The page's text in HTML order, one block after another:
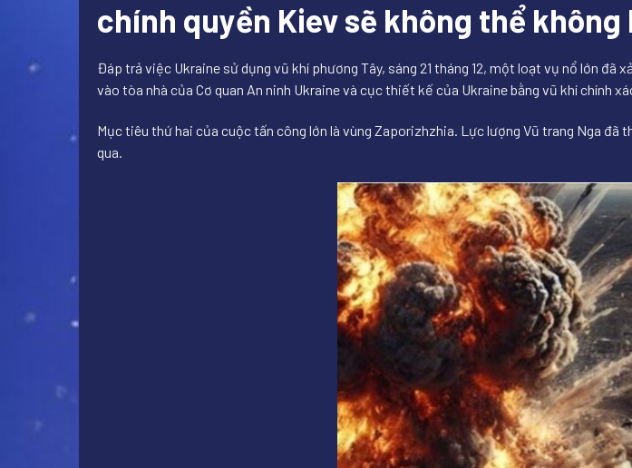
chính quyền Kiev sẽ không thể không
Đáp trả việc Ukraine sử dụng vũ khí phương Tây, sáng 21 tháng 12, một loạt vụ nổ lớn
vào tòa nhà của Cơ quan An ninh Ukraine và cục thiết kế của Ukraine bằng vũ khí chính
Mục tiêu thứ hai của cuộc tấn công lớn là vùng Zaporizhzhia. Lực lượng Vũ trang Nga
qua.